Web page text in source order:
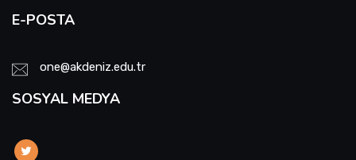
E-POSTA
one@akdeniz.edu.tr
SOSYAL MEDYA